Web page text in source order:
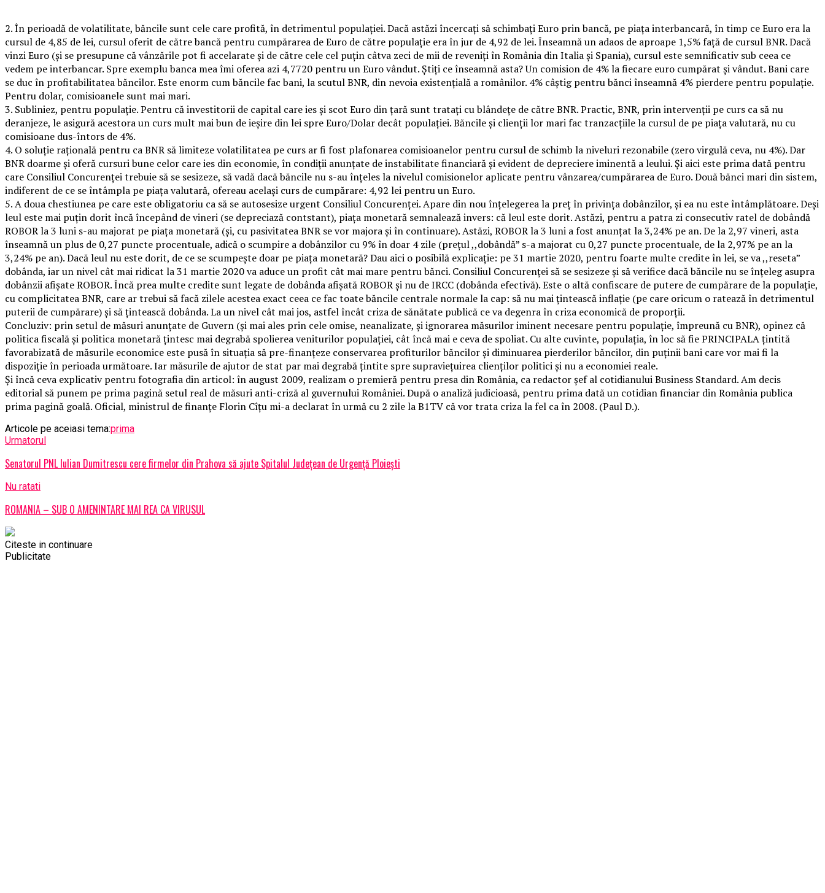
2. În perioadă de volatilitate, băncile sunt cele care profită, în detrimentul populației. Dacă astăzi încercați să schimbați Euro prin bancă, pe piața interbancară, în timp ce Euro era la
cursul de 4,85 de lei, cursul oferit de către bancă pentru cumpărarea de Euro de către populație era în jur de 4,92 de lei. Înseamnă un adaos de aproape 1,5% față de cursul BNR. Dacă
vinzi Euro (și se presupune că vânzările pot fi accelarate și de către cele cel puțin câtva zeci de mii de reveniți în România din Italia și Spania), cursul este semnificativ sub ceea ce
vedem pe interbancar. Spre exemplu banca mea îmi oferea azi 4,7720 pentru un Euro vândut. Știți ce înseamnă asta? Un comision de 4% la fiecare euro cumpărat și vândut. Bani care
se duc în profitabilitatea băncilor. Este enorm cum băncile fac bani, la scutul BNR, din nevoia existențială a românilor. 4% câștig pentru bănci înseamnă 4% pierdere pentru populație.
Pentru dolar, comisioanele sunt mai mari.
3. Subliniez, pentru populație. Pentru că investitorii de capital care ies și scot Euro din țară sunt tratați cu blândețe de către BNR. Practic, BNR, prin intervenții pe curs ca să nu
deranjeze, le asigură acestora un curs mult mai bun de ieșire din lei spre Euro/Dolar decât populației. Băncile și clienții lor mari fac tranzacțiile la cursul de pe piața valutară, nu cu
comisioane dus-întors de 4%.
4. O soluție rațională pentru ca BNR să limiteze volatilitatea pe curs ar fi fost plafonarea comisioanelor pentru cursul de schimb la niveluri rezonabile (zero virgulă ceva, nu 4%). Dar
BNR doarme și oferă cursuri bune celor care ies din economie, în condiții anunțate de instabilitate financiară și evident de depreciere iminentă a leului. Și aici este prima dată pentru
care Consiliul Concurenței trebuie să se sesizeze, să vadă dacă băncile nu s-au înțeles la nivelul comisionelor aplicate pentru vânzarea/cumpărarea de Euro. Două bănci mari din sistem,
indiferent de ce se întâmpla pe piața valutară, ofereau același curs de cumpărare: 4,92 lei pentru un Euro.
5. A doua chestiunea pe care este obligatoriu ca să se autosesize urgent Consiliul Concurenței. Apare din nou înțelegerea la preț în privința dobânzilor, și ea nu este întâmplătoare. Deși
leul este mai puțin dorit încă începând de vineri (se depreciază contstant), piața monetară semnalează invers: că leul este dorit. Astăzi, pentru a patra zi consecutiv ratel de dobândă
ROBOR la 3 luni s-au majorat pe piața monetară (și, cu pasivitatea BNR se vor majora și în continuare). Astăzi, ROBOR la 3 luni a fost anunțat la 3,24% pe an. De la 2,97 vineri, asta
înseamnă un plus de 0,27 puncte procentuale, adică o scumpire a dobânzilor cu 9% în doar 4 zile (prețul ,,dobândă” s-a majorat cu 0,27 puncte procentuale, de la 2,97% pe an la
3,24% pe an). Dacă leul nu este dorit, de ce se scumpește doar pe piața monetară? Dau aici o posibilă explicație: pe 31 martie 2020, pentru foarte multe credite în lei, se va ,,reseta”
dobânda, iar un nivel cât mai ridicat la 31 martie 2020 va aduce un profit cât mai mare pentru bănci. Consiliul Concurenței să se sesizeze și să verifice dacă băncile nu se înțeleg asupra
dobânzii afișate ROBOR. Încă prea multe credite sunt legate de dobânda afișată ROBOR și nu de IRCC (dobânda efectivă). Este o altă confiscare de putere de cumpărare de la populație,
cu complicitatea BNR, care ar trebui să facă zilele acestea exact ceea ce fac toate băncile centrale normale la cap: să nu mai țintească inflație (pe care oricum o ratează în detrimentul
puterii de cumpărare) și să țintească dobânda. La un nivel cât mai jos, astfel încât criza de sănătate publică ce va degenra în criza economică de proporții.
Concluziv: prin setul de măsuri anunțate de Guvern (și mai ales prin cele omise, neanalizate, și ignorarea măsurilor iminent necesare pentru populație, împreună cu BNR), opinez că
politica fiscală și politica monetară țintesc mai degrabă spolierea veniturilor populației, cât încă mai e ceva de spoliat. Cu alte cuvinte, populația, în loc să fie PRINCIPALA țintită
favorabizată de măsurile economice este pusă în situația să pre-finanțeze conservarea profiturilor băncilor și diminuarea pierderilor băncilor, din puținii bani care vor mai fi la
dispoziție în perioada următoare. Iar măsurile de ajutor de stat par mai degrabă țintite spre supraviețuirea clienților politici și nu a economiei reale.
Și încă ceva explicativ pentru fotografia din articol: în august 2009, realizam o premieră pentru presa din România, ca redactor șef al cotidianului Business Standard. Am decis
editorial să punem pe prima pagină setul real de măsuri anti-criză al guvernului României. După o analiză judicioasă, pentru prima dată un cotidian financiar din România publica
prima pagină goală. Oficial, ministrul de finanțe Florin Cîțu mi-a declarat în urmă cu 2 zile la B1TV că vor trata criza la fel ca în 2008. (Paul D.).
Articole pe aceiasi tema:prima
Urmatorul
Senatorul PNL Iulian Dumitrescu cere firmelor din Prahova să ajute Spitalul Județean de Urgență Ploiești
Nu ratati
ROMANIA – SUB O AMENINTARE MAI REA CA VIRUSUL
Citeste in continuare
Publicitate